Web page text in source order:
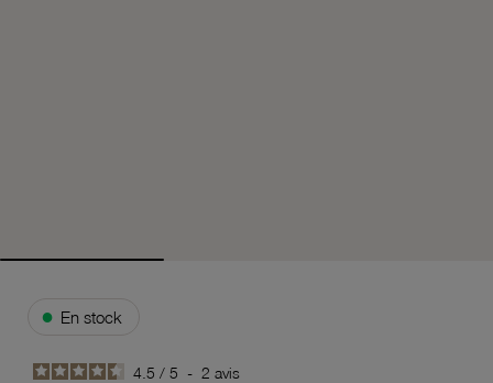
● En stock
4.5 / 5 - 2 avis